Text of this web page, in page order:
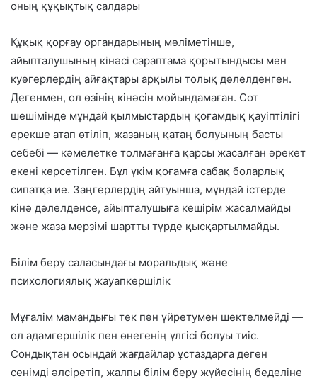
оның құқықтық салдары
Құқық қорғау органдарының мәліметінше,
айыпталушының кінәсі сараптама қорытындысы мен
куәгерлердің айғақтары арқылы толық дәлелденген.
Дегенмен, ол өзінің кінәсін мойындамаған. Сот
шешімінде мұндай қылмыстардың қоғамдық қауіптілігі
ерекше атап өтіліп, жазаның қатаң болуының басты
себебі — кәмелетке толмағанға қарсы жасалған әрекет
екені көрсетілген. Бұл үкім қоғамға сабақ боларлық
сипатқа ие. Заңгерлердің айтуынша, мұндай істерде
кінә дәлелденсе, айыпталушыға кешірім жасалмайды
және жаза мерзімі шартты түрде қысқартылмайды.
Білім беру саласындағы моральдық және
психологиялық жауапкершілік
Мұғалім мамандығы тек пән үйретумен шектелмейді —
ол адамгершілік пен өнегенің үлгісі болуы тиіс.
Сондықтан осындай жағдайлар ұстаздарға деген
сенімді әлсіретіп, жалпы білім беру жүйесінің беделіне